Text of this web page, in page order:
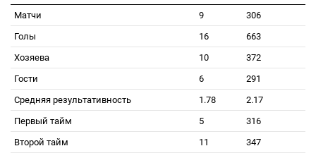
Матчи
9
306
Голы
16
663
Хозяева
10
372
Гости
6
291
Средняя результативность
1.78
2.17
Первый тайм
5
316
Второй тайм
11
347